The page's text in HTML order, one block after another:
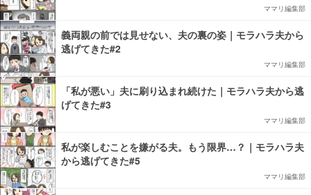
ママリ編集部
義両親の前では見せない、夫の裏の姿｜モラハラ夫から
逃げてきた#2
ママリ編集部
「私が悪い」夫に刷り込まれ続けた｜モラハラ夫から逃
げてきた#3
ママリ編集部
私が楽しむことを嫌がる夫。もう限界…？｜モラハラ夫
から逃げてきた#5
ママリ編集部